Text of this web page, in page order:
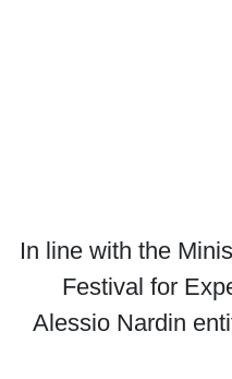
In line with the
Festival for
Alessio Nardin